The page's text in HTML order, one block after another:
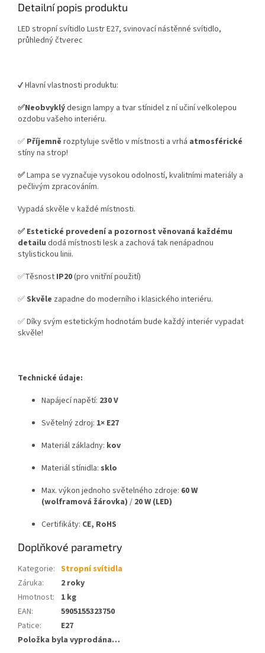
Detailní popis produktu
LED stropní svítidlo Lustr E27, svinovací nástěnné svítidlo,
průhledný čtverec
✔️ Hlavní vlastnosti produktu:
✅Neobvyklýdesign lampy a tvar stínidel z ní učiní velkolepou
ozdobu vašeho interiéru.
✅ Příjemně rozptyluje světlo v místnosti a vrhá atmosférické
stíny na strop!
✅Lampa se vyznačuje vysokou odolností, kvalitními materiály a
pečlivým zpracováním.
Vypadá skvěle v každé místnosti.
✅ Estetické provedení a pozornost věnovaná každému
detailu dodá místnosti lesk a zachová tak nenápadnou
stylistickou linii.
✅Těsnost IP20(pro vnitřní použití)
✅Skvěle zapadne do moderního i klasického interiéru.
✅ Díky svým estetickým hodnotám bude každý interiér vypadat
skvěle!
Technické údaje:
Napájecí napětí: 230 V
Světelný zdroj: 1× E27
Materiál základny: kov
Materiál stínidla: sklo
Max. výkon jednoho světelného zdroje: 60 W
(wolframová žárovka) / 20 W (LED)
Certifikáty: CE, RoHS
Doplňkové parametry
Kategorie: Stropní svítidla
Záruka:
2 roky
Hmotnost:
1 kg
EAN:
5905155323750
Patice:
E27
Položka byla vyprodána…